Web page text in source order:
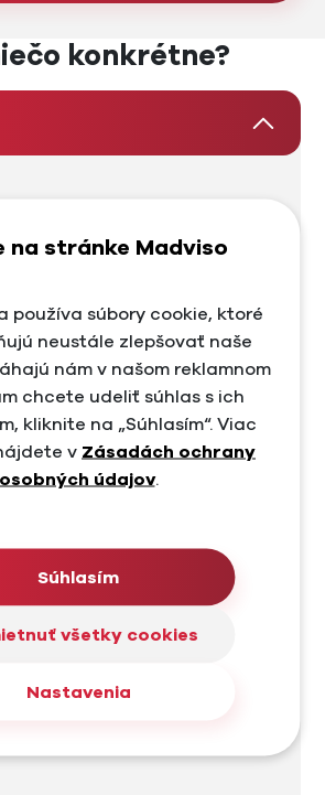
konkrétne?
stránke Madviso
používa súbory cookie, ktoré
neustále zlepšovať naše
nám v našom reklamnom
chcete udeliť súhlas s ich
kliknite na „Súhlasím“. Viac
vZásadách ochrany
údajov.
Súhlasím
všetky cookies
Nastavenia